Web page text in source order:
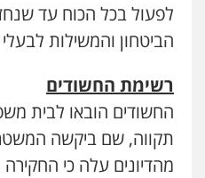
לפעול בכל הכוח עד
הביטחון והמשילות
רשימת החשודים
החשודים הובאו לבית
תקווה, שם ביקשה
מהדיונים עלה כי